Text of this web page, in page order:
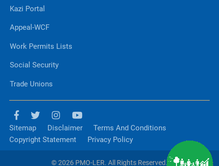
Kazi Portal
Appeal-WCF
Work Permits Lists
Social Security
Trade Unions
Sitemap Disclaimer
Terms And Conditions
Copyright Statement
Privacy Policy
© 2026 PMO-LER. All Rights Reserved.